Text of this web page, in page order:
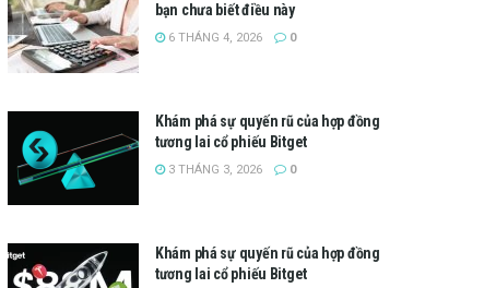
bạn chưa biết điều này
6 THÁNG 4, 2026 0
Khám phá sự quyến rũ của hợp đồng
tương lai cổ phiếu Bitget
3 THÁNG 3, 2026 0
Khám phá sự quyến rũ của hợp đồng
tương lai cổ phiếu Bitget